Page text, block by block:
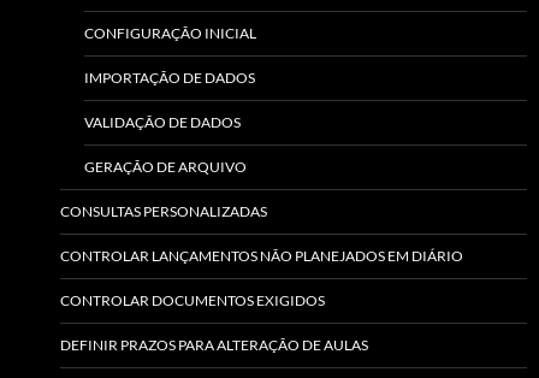
CONFIGURAÇÃO INICIAL
IMPORTAÇÃO DE DADOS
VALIDAÇÃO DE DADOS
GERAÇÃO DE ARQUIVO
CONSULTAS PERSONALIZADAS
CONTROLAR LANÇAMENTOS NÃO PLANEJADOS EM DIÁRIO
CONTROLAR DOCUMENTOS EXIGIDOS
DEFINIR PRAZOS PARA ALTERAÇÃO DE AULAS